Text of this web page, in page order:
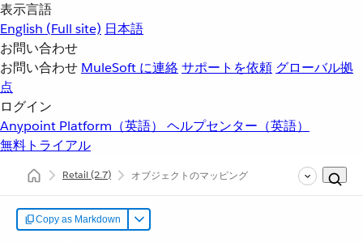
表示言語
English (Full site) 日本語
お問い合わせ
お問い合わせ MuleSoft に連絡サポートを依頼 グローバル拠
点
ログイン
Anypoint Platform（英語） ヘルプセンター（英語）
無料トライアル
Retail (2.7) オブジェクトのマッピング
Copy as Markdown